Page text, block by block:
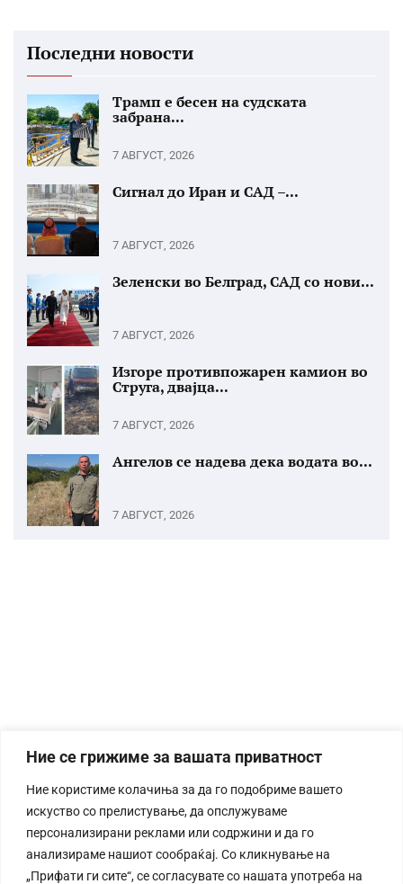
Ние се грижиме за вашата приватност
Ние користиме колачиња за да го подобриме вашето
искуство со прелистување, да опслужуваме
персонализирани реклами или содржини и да го
анализираме нашиот сообраќај. Со кликнување на
„Прифати ги сите“, се согласувате со нашата употреба на
Последни новости
Трамп е бесен на судската
забрана...
7 АВГУСТ, 2026
Сигнал до Иран и САД –...
7 АВГУСТ, 2026
Зеленски во Белград, САД со нови...
7 АВГУСТ, 2026
Изгоре противпожарен камион во
Струга, двајца...
7 АВГУСТ, 2026
Ангелов се надева дека водата во...
7 АВГУСТ, 2026